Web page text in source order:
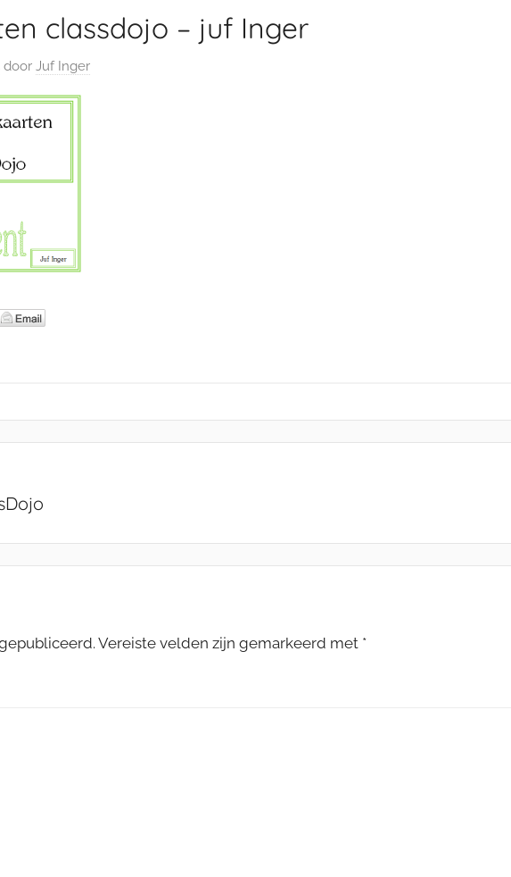
classdojo – juf Inger
door Juf Inger
Vereiste velden zijn gemarkeerd met *